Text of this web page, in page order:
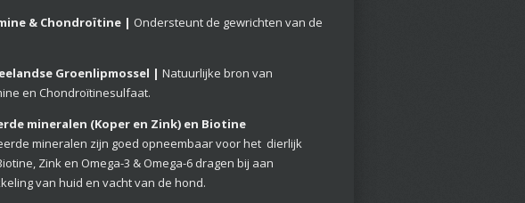
& Chondroïtine | Ondersteunt de gewrichten van de
Groenlipmossel | Natuurlijke bron van
en Chondroïtinesulfaat.
mineralen (Koper en Zink) en Biotine
mineralen zijn goed opneembaar voor het dierlijk
Zink en Omega-3 & Omega-6 dragen bij aan
van huid en vacht van de hond.